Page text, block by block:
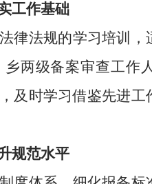
工作基础
律法规的学习培训
两级备案审查工作
及时学习借鉴先进工
规范水平